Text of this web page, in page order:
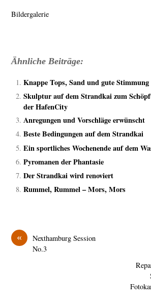
Bildergalerie
Ähnliche Beiträge:
Knappe Tops, Sand und gute Stimmung
Skulptur auf dem Strandkai zum
der HafenCity
Anregungen und Vorschläge erwünscht
Beste Bedingungen auf dem Strandkai
Ein sportliches Wochenende auf dem
Pyromanen der Phantasie
Der Strandkai wird renoviert
Rummel, Rummel – Mors, Mors
«
Nexthamburg Session
No.3